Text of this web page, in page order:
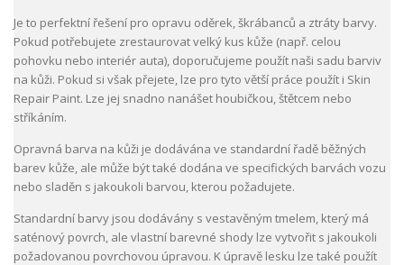
Je to perfektní řešení pro opravu oděrek, škrábanců a ztráty barvy.
Pokud potřebujete zrestaurovat velký kus kůže (např. celou
pohovku nebo interiér auta), doporučujeme použít naši sadu barviv
na kůži. Pokud si však přejete, lze pro tyto větší práce použít i Skin
Repair Paint. Lze jej snadno nanášet houbičkou, štětcem nebo
stříkáním.
Opravná barva na kůži je dodávána ve standardní řadě běžných
barev kůže, ale může být také dodána ve specifických barvách vozu
nebo sladěn s jakoukoli barvou, kterou požadujete.
Standardní barvy jsou dodávány s vestavěným tmelem, který má
saténový povrch, ale vlastní barevné shody lze vytvořit s jakoukoli
požadovanou povrchovou úpravou. K úpravě lesku lze také použít